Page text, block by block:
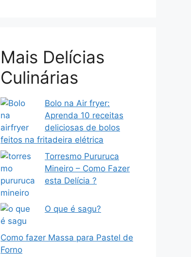
Mais Delícias
Culinárias
Bolo na Air fryer:
Aprenda 10 receitas
deliciosas de bolos
feitos na fritadeira elétrica
Torresmo Pururuca
Mineiro – Como Fazer
esta Delícia ?
O que é sagu?
Como fazer Massa para Pastel de
Forno